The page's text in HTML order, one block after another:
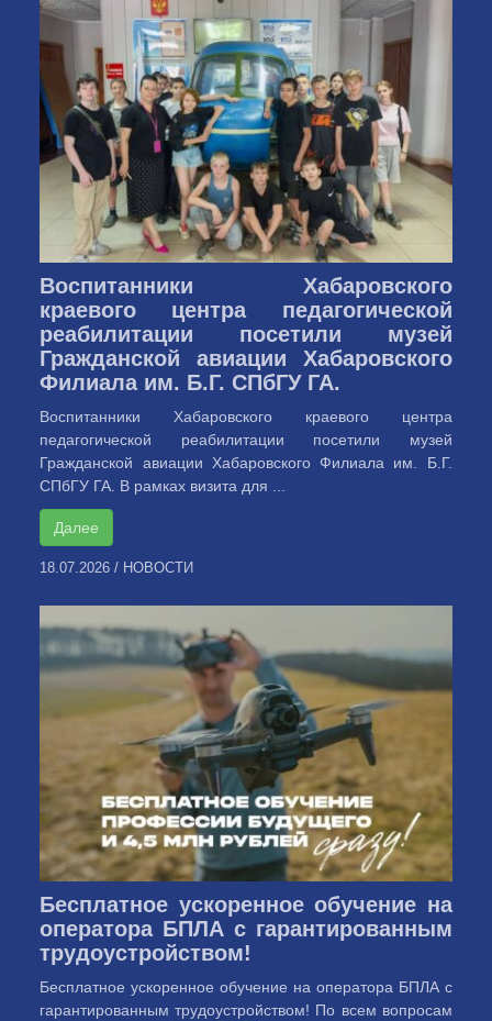
Воспитанники Хабаровского
краевого центра педагогической
реабилитации посетили музей
Гражданской авиации Хабаровского
Филиала им. Б.Г. СПбГУ ГА.
Воспитанники Хабаровского краевого центра
педагогической реабилитации посетили музей
Гражданской авиации Хабаровского Филиала им. Б.Г.
СПбГУ ГА. В рамках визита для ...
Далее
18.07.2026 / НОВОСТИ
Бесплатное ускоренное обучение на
оператора БПЛА с гарантированным
трудоустройством!
Бесплатное ускоренное обучение на оператора БПЛА с
гарантированным трудоустройством! По всем вопросам